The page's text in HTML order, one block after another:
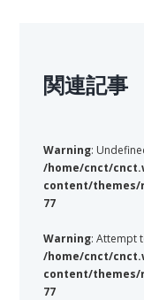
関連記事
Warning:
/home/cnct/
content/themes/
77
Warning: Attempt
/home/cnct/
content/themes/
77